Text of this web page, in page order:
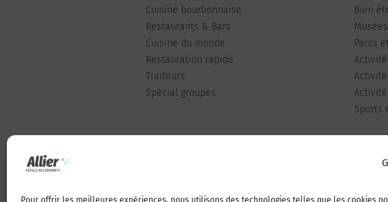
Pour offrir les meilleures expériences, nous utilisons des technologies telles que les cookies
Cuisine bourbonnaise
Restaurants & Bars
Cuisine du monde
Restauration rapide
Traiteurs
Spécial groupes
Bien
Parcs
Sports